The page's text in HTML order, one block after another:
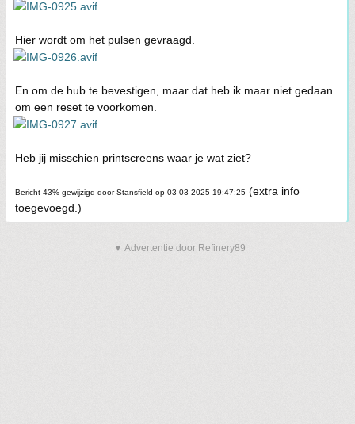
Hier wordt om het pulsen gevraagd.
En om de hub te bevestigen, maar dat heb ik maar niet gedaan
om een reset te voorkomen.
Heb jij misschien printscreens waar je wat ziet?
Bericht 43% gewijzigd door Stansfield op 03-03-2025 19:47:25 (extra info
toegevoegd.)
▼ Advertentie door Refinery89